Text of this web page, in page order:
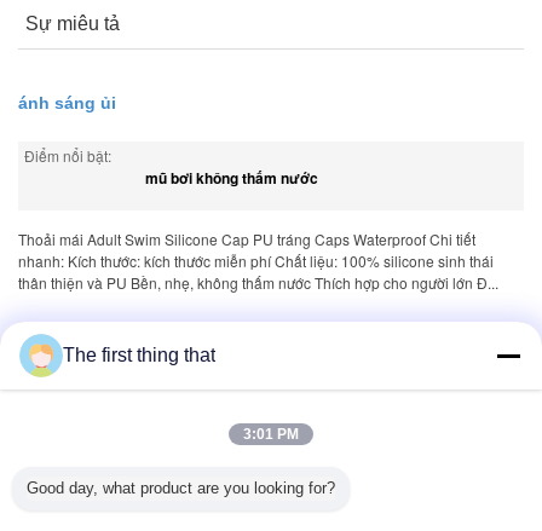
Sự miêu tả
ánh sáng ủi
Điểm nổi bật:
mũ bơi không thấm nước
Thoải mái Adult Swim Silicone Cap PU tráng Caps Waterproof Chi tiết
nhanh: Kích thước: kích thước miễn phí Chất liệu: 100% silicone sinh thái
thân thiện và PU Bền, nhẹ, không thấm nước Thích hợp cho người lớn Đ...
thẻ:
vải may váy cotton
Mô tả sản phẩm >
The first thing that
3:01 PM
Good day, what product are you looking for?